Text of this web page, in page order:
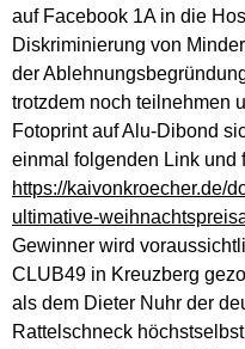
auf Facebook 1A in die
Diskriminierung von
der
trotzdem noch teilnehmen
Fotoprint auf Alu-Dibond
einmal folgenden Link und
https://kaivonkroecher.de/
ultimative-
Gewinner wird
CLUB49 in Kreuzberg
als dem Dieter Nuhr der
Rattelschneck